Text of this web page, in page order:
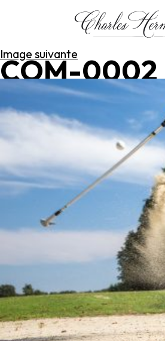
Image précédente
Image suivante
COM-0002